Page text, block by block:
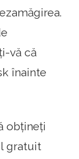
vă că
înainte
obțineți
gratuit